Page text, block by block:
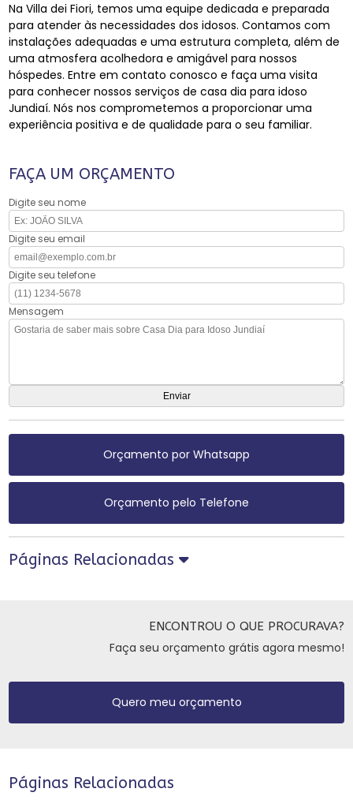
Na Villa dei Fiori, temos uma equipe dedicada e preparada
para atender às necessidades dos idosos. Contamos com
instalações adequadas e uma estrutura completa, além de
uma atmosfera acolhedora e amigável para nossos
hóspedes. Entre em contato conosco e faça uma visita
para conhecer nossos serviços de casa dia para idoso
Jundiaí. Nós nos comprometemos a proporcionar uma
experiência positiva e de qualidade para o seu familiar.
FAÇA UM ORÇAMENTO
Digite seu nome
Digite seu email
Digite seu telefone
Mensagem
Orçamento por Whatsapp
Orçamento pelo Telefone
Páginas Relacionadas
ENCONTROU O QUE PROCURAVA?
Faça seu orçamento grátis agora mesmo!
Quero meu orçamento
Páginas Relacionadas